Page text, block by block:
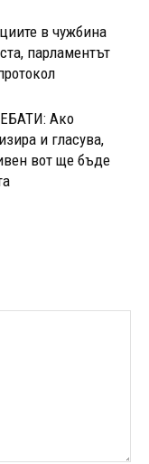
в чужбина
парламентът
Ако
и гласува,
вот ще бъде